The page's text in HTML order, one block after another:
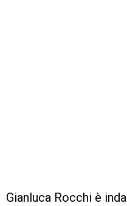
Gianluca Rocchi è